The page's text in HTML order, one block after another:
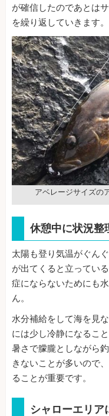
が確信したのであとは
を繰り返していきます。
アベレージサイズの
休憩中に状況整
太陽も登り気温がぐん
が出てくると立ってい
症にならないためにも
ん。
水分補給をして海を見
には少し冷静になるこ
暑さで朦朧としながら
きないことが多いので
ることが重要です。
シャローエリア